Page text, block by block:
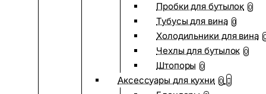
Пробки для бутылок 0
Тубусы для вина 0
Холодильники для вина
Чехлы для бутылок 0
Штопоры 0
Аксессуары для кухни 0